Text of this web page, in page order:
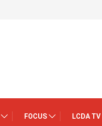
FOCUS LCDA TV